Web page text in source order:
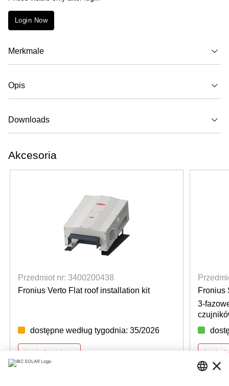
Login Now
Merkmale
Opis
Downloads
Akcesoria
Przedmiot nr: 3400200438
Fronius Verto Flat roof installation kit
dostępne według tygodnia: 35/2026
Login for prices
Fronius
3-
Login